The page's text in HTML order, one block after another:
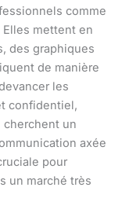
comme
mettent en
des graphiques
de manière
les
confidentiel,
cherchent un
axée
pour
un marché très